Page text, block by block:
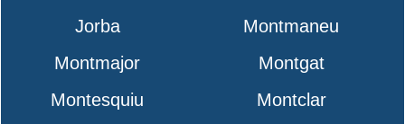
Jorba
Montmaneu
Montmajor
Montgat
Montesquiu
Montclar